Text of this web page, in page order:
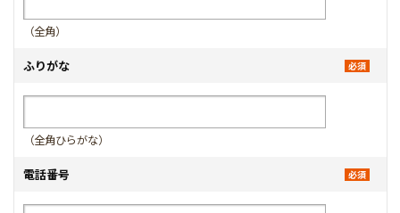
（全角）
ふりがな
（全角ひらがな）
電話番号